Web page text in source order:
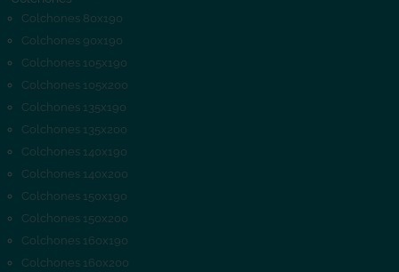
Colchones 80x190
Colchones 90x190
Colchones 105x190
Colchones 105x200
Colchones 135x190
Colchones 135x200
Colchones 140x190
Colchones 140x200
Colchones 150x190
Colchones 150x200
Colchones 160x190
Colchones 160x200